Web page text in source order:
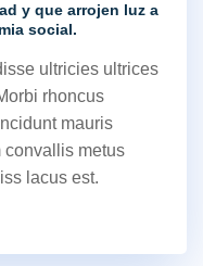
y que arrojen luz a
social.
ultricies ultrices
rhoncus
mauris
convallis metus
lacus est.